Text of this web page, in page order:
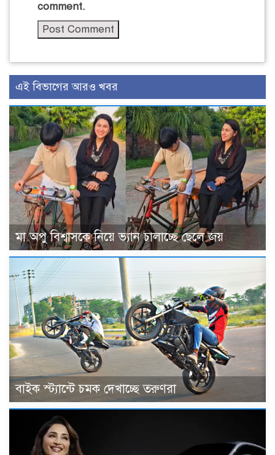
comment.
এই বিভাগের আরও খবর
মা অপু বিশ্বাসকে নিয়ে ভ্যান চালাচ্ছে ছেলে জয়
বাইক স্ট্যান্টে চমক দেখাচ্ছে তরুণরা